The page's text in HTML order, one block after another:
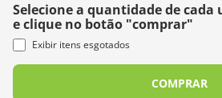
Selecione a quantidade de cada
e clique no botão "comprar"
Exibir itens esgotados
COMPRAR